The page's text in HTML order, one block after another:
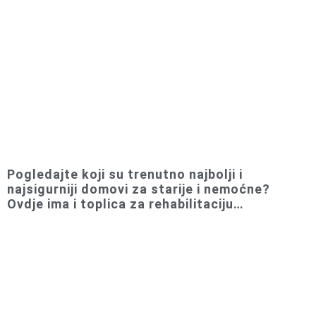
Pogledajte koji su trenutno najbolji i
najsigurniji domovi za starije i nemoćne?
Ovdje ima i toplica za rehabilitaciju…